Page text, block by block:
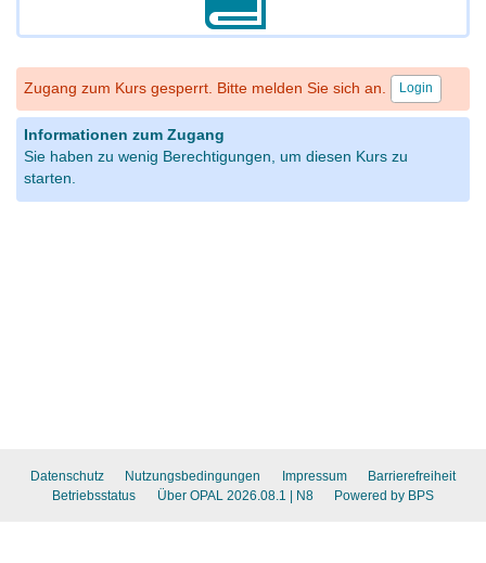
Zugang zum Kurs gesperrt. Bitte melden Sie sich an. Login
Informationen zum Zugang
Sie haben zu wenig Berechtigungen, um diesen Kurs zu
starten.
Datenschutz Nutzungsbedingungen Impressum
Barrierefreiheit
Betriebsstatus
Über OPAL 2026.08.1 | N8 Powered by BPS